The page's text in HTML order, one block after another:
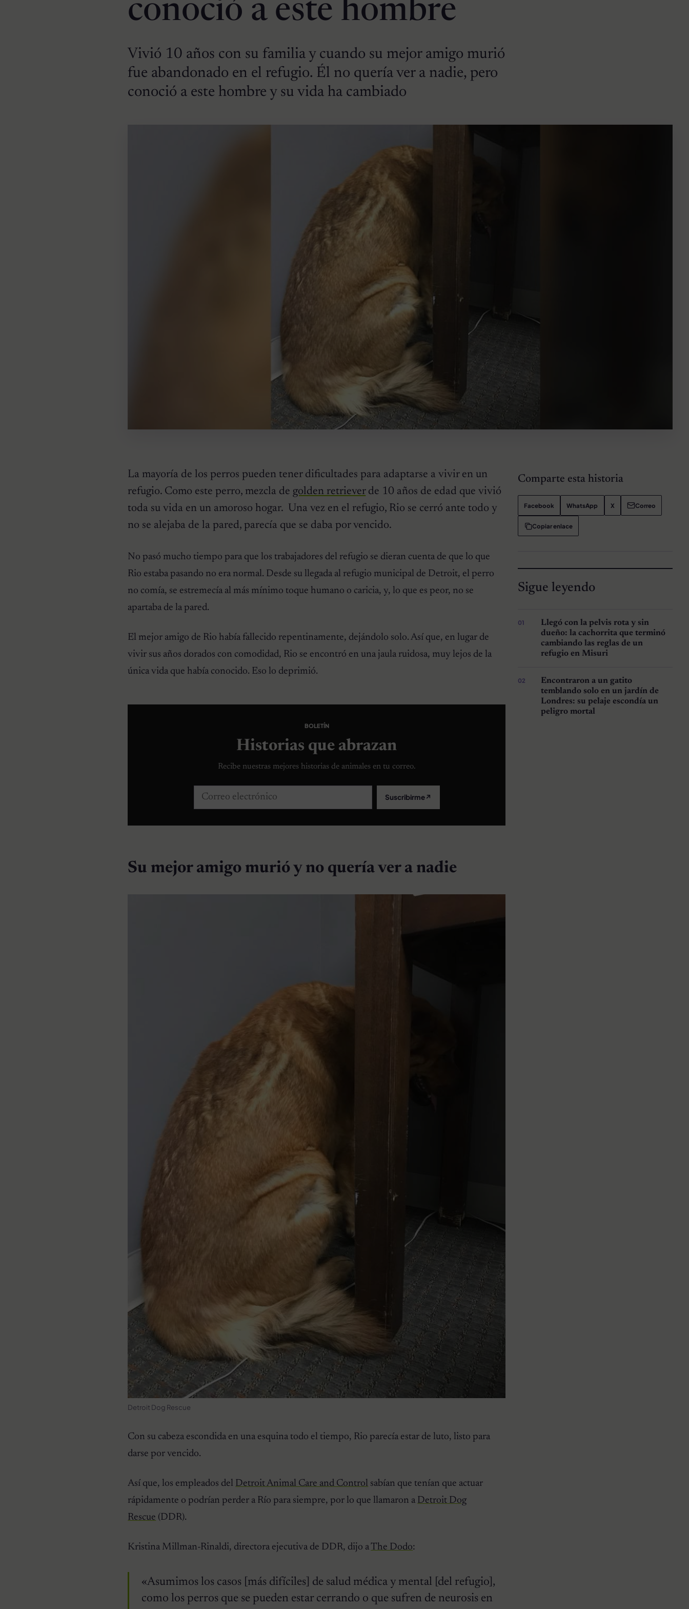
conoció a este hombre
Vivió 10 años con su familia y cuando su mejor amigo murió
fue abandonado en el refugio. Él no quería ver a nadie, pero
conoció a este hombre y su vida ha cambiado
La mayoría de los perros pueden tener dificultades para adaptarse a vivir en un
refugio. Como este perro, mezcla de golden retrieverde 10 años de edad que vivió
toda su vida en un amoroso hogar. Una vez en el refugio, Rio se cerró ante todo y
no se alejaba de la pared, parecía que se daba por vencido.
No pasó mucho tiempo para que los trabajadores del refugio se dieran cuenta de que lo que
Rio estaba pasando no era normal. Desde su llegada al refugio municipal de Detroit, el perro
no comía, se estremecía al más mínimo toque humano o caricia, y, lo que es peor, no se
apartaba de la pared.
El mejor amigo de Rio había fallecido repentinamente, dejándolo solo. Así que, en lugar de
vivir sus años dorados con comodidad, Rio se encontró en una jaula ruidosa, muy lejos de la
única vida que había conocido. Eso lo deprimió.
BOLETÍN
Historias que abrazan
Recibe nuestras mejores historias de animales en tu correo.
Correo electrónico Suscribirme↗
Su mejor amigo murió y no quería ver a nadie
Detroit Dog Rescue
Con su cabeza escondida en una esquina todo el tiempo, Rio parecía estar de luto, listo para
darse por vencido.
Así que, los empleados del Detroit Animal Care and Control sabían que tenían que actuar
rápidamente o podrían perder a Río para siempre, por lo que llamaron a Detroit Dog
Rescue (DDR).
Kristina Millman-Rinaldi, directora ejecutiva de DDR, dijo aThe Dodo:
«Asumimos los casos [más difíciles] de salud médica y mental [del refugio],
como los perros que se pueden estar cerrando o que sufren de neurosis en
Comparte esta historia
Facebook WhatsApp X Correo
Copiar enlace
Sigue leyendo
Llegó con la pelvis rota y sin
dueño: la cachorrita que terminó
cambiando las reglas de un
refugio en Misuri
Encontraron a un gatito
temblando solo en un jardín de
Londres: su pelaje escondía un
peligro mortal